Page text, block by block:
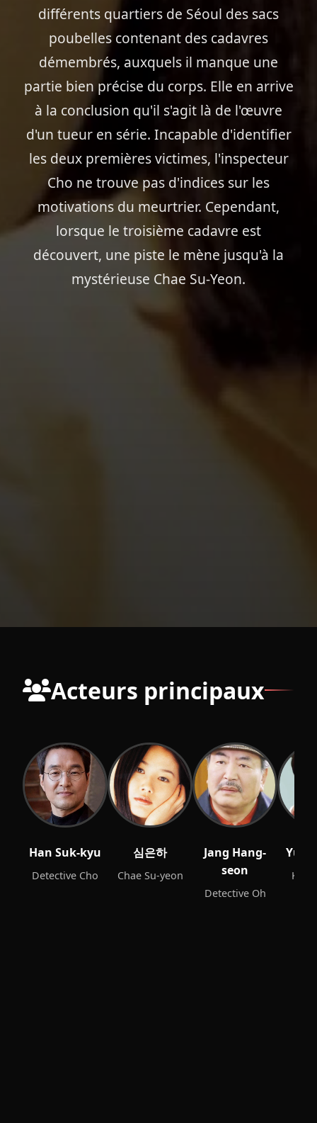
différents quartiers de Séoul des sacs
poubelles contenant des cadavres
démembrés, auxquels il manque une
partie bien précise du corps. Elle en arrive
à la conclusion qu'il s'agit là de l'œuvre
d'un tueur en série. Incapable d'identifier
les deux premières victimes, l'inspecteur
Cho ne trouve pas d'indices sur les
motivations du meurtrier. Cependant,
lorsque le troisième cadavre est
découvert, une piste le mène jusqu'à la
mystérieuse Chae Su-Yeon.
Acteurs principaux
Han Suk-kyu
Detective Cho
심은하
Chae Su-yeon
Jang Hang-
seon
Detective Oh
Yu
Kim